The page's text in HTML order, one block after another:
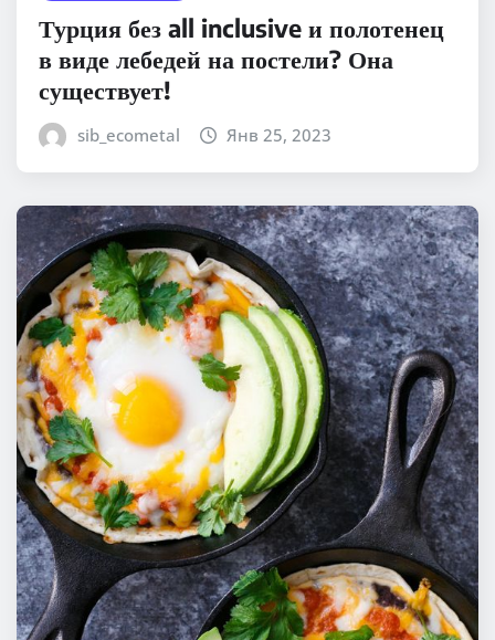
Турция без all inclusive и полотенец
в виде лебедей на постели? Она
существует!
sib_ecometal Янв 25, 2023